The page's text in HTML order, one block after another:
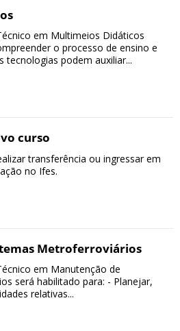
em Multimeios Didáticos
o processo de ensino e
tecnologias podem auxiliar...
curso
transferência ou ingressar em
no Ifes.
Metroferroviários
em Manutenção de
será habilitado para: - Planejar,
relativas...